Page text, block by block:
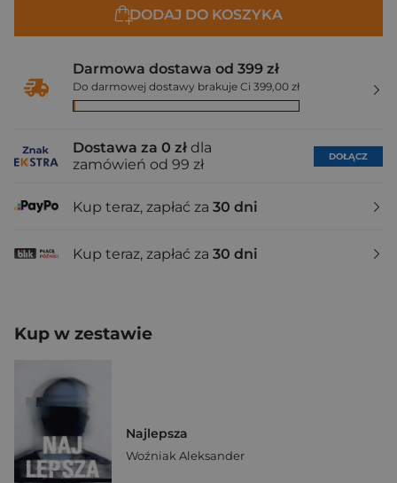
DODAJ DO KOSZYKA
Darmowa dostawa od 399 zł
Do darmowej dostawy brakuje Ci 399,00 zł
Dostawa za 0 zł dla
zamówień od 99 zł
DOŁĄCZ
Kup teraz, zapłać za 30 dni
Kup teraz, zapłać za 30 dni
Kup w zestawie
Najlepsza
Woźniak Aleksander